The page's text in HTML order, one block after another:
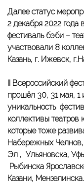
Далее статус
2 декабря 2022 года
фестиваль бэби –
участвовали 8
Казань, г. Ижевск,
II Всероссийский
прошёл 30, 31 мая, 1
уникальность
коллективы театров
которые тоже
Набережных
Эл , Ульяновска,
Рыбинска
Казани, Мензелинска.